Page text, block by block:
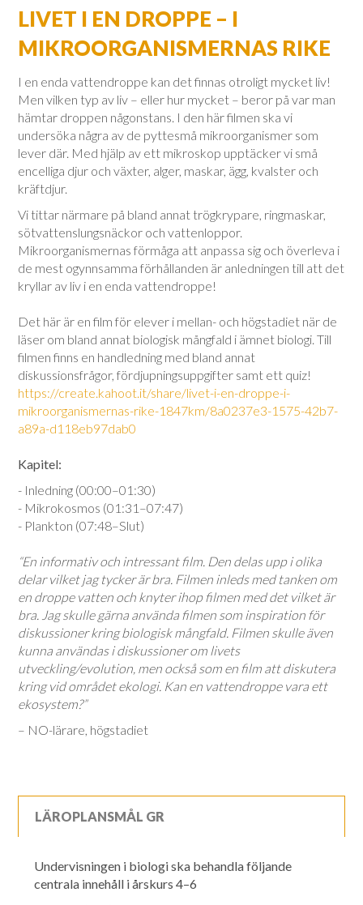
LIVET I EN DROPPE – I
MIKROORGANISMERNAS RIKE
I en enda vattendroppe kan det finnas otroligt mycket liv!
Men vilken typ av liv – eller hur mycket – beror på var man
hämtar droppen någonstans. I den här filmen ska vi
undersöka några av de pyttesmå mikroorganismer som
lever där. Med hjälp av ett mikroskop upptäcker vi små
encelliga djur och växter, alger, maskar, ägg, kvalster och
kräftdjur.
Vi tittar närmare på bland annat trögkrypare, ringmaskar,
sötvattenslungsnäckor och vattenloppor.
Mikroorganismernas förmåga att anpassa sig och överleva i
de mest ogynnsamma förhållanden är anledningen till att det
kryllar av liv i en enda vattendroppe!
Det här är en film för elever i mellan- och högstadiet när de
läser om bland annat biologisk mångfald i ämnet biologi. Till
filmen finns en handledning med bland annat
diskussionsfrågor, fördjupningsuppgifter samt ett quiz!
https://create.kahoot.it/share/livet-i-en-droppe-i-
mikroorganismernas-rike-1847km/8a0237e3-1575-42b7-
a89a-d118eb97dab0
Kapitel:
- Inledning (00:00–01:30)
- Mikrokosmos (01:31–07:47)
- Plankton (07:48–Slut)
“En informativ och intressant film. Den delas upp i olika
delar vilket jag tycker är bra. Filmen inleds med tanken om
en droppe vatten och knyter ihop filmen med det vilket är
bra. Jag skulle gärna använda filmen som inspiration för
diskussioner kring biologisk mångfald. Filmen skulle även
kunna användas i diskussioner om livets
utveckling/evolution, men också som en film att diskutera
kring vid området ekologi. Kan en vattendroppe vara ett
ekosystem?”
– NO-lärare, högstadiet
LÄROPLANSMÅL GR
Undervisningen i biologi ska behandla följande
centrala innehåll i årskurs 4–6